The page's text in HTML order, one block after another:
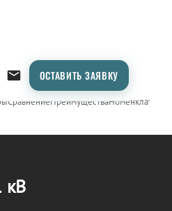
ОСТАВИТЬ ЗАЯВКУ
СравнениеПреимуществаНоменклатура
кВ